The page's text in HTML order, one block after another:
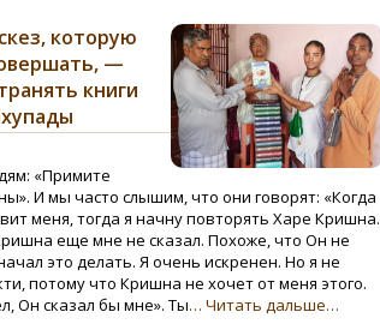
которую
—
книги
«Примите
И мы часто слышим, что они говорят: «Когда
меня, тогда я начну повторять Харе Кришна.
еще мне не сказал. Похоже, что Он не
это делать. Я очень искренен. Но я не
потому что Кришна не хочет от меня этого.
Он сказал бы мне». Ты… Читать дальше…